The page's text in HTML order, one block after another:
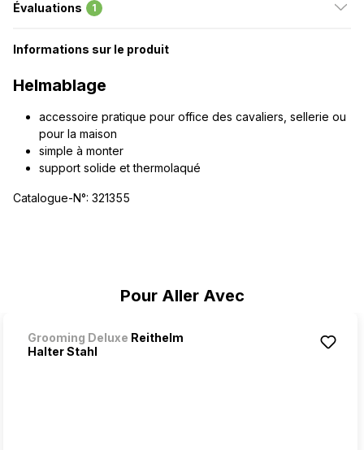
Pour Aller Avec
Grooming Deluxe Reithelm
Halter Stahl
Évaluations 1
Informations sur le produit
Helmablage
accessoire pratique pour office des cavaliers, sellerie ou
pour la maison
simple à monter
support solide et thermolaqué
Catalogue-N°: 321355